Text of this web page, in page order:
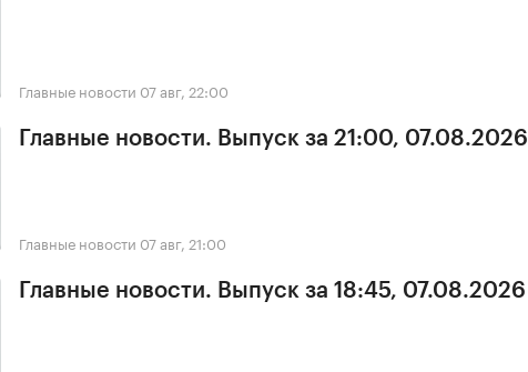
Главные новости 07 авг, 22:00
Главные новости. Выпуск за 21:00, 07.08.2026
Главные новости 07 авг, 21:00
Главные новости. Выпуск за 18:45, 07.08.2026